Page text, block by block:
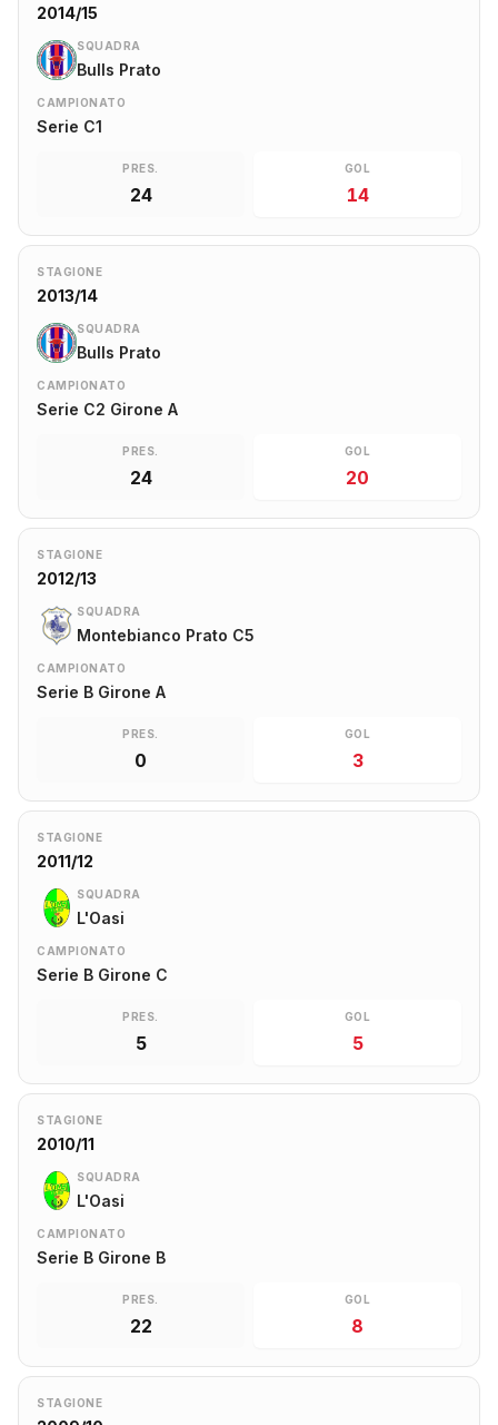
2014/15
SQUADRA
Bulls Prato
CAMPIONATO
Serie C1
PRES.
24
GOL
14
STAGIONE
2013/14
SQUADRA
Bulls Prato
CAMPIONATO
Serie C2 Girone A
PRES.
24
GOL
20
STAGIONE
2012/13
SQUADRA
Montebianco Prato C5
CAMPIONATO
Serie B Girone A
PRES.
0
GOL
3
STAGIONE
2011/12
SQUADRA
L'Oasi
CAMPIONATO
Serie B Girone C
PRES.
5
GOL
5
STAGIONE
2010/11
SQUADRA
L'Oasi
CAMPIONATO
Serie B Girone B
PRES.
22
GOL
8
STAGIONE